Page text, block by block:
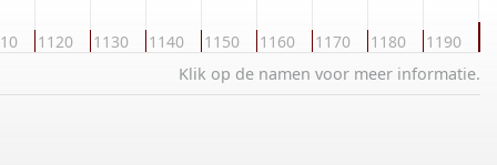
1120 1130 1140 1150 1160 1170 1180 1190
Klik op de namen voor meer informatie.